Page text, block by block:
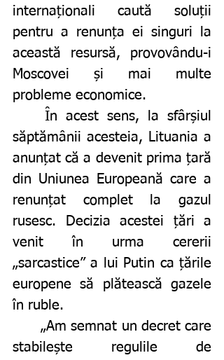
internaționali caută soluții
pentru a renunța ei singuri la
această resursă, provovându-i
Moscovei și mai multe
probleme economice.
săptămânii acesteia, Lituania a
anunțat că a devenit prima țară
din Uniunea Europeană care a
renunțat complet la gazul
rusesc. Decizia acestei țări a
venit în urma cererii
„sarcastice” a lui Putin ca țările
europene să plătească gazele
în ruble.
	„Am semnat un decret care
stabilește regulile de